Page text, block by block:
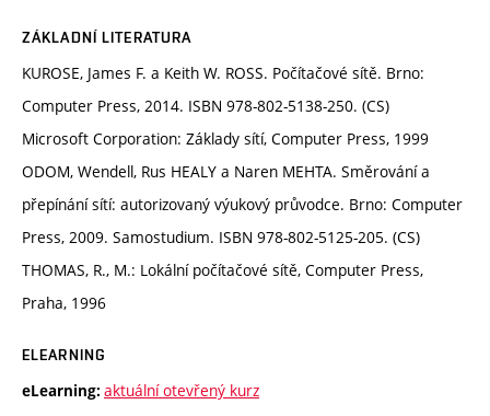
ZÁKLADNÍ LITERATURA
KUROSE, James F. a Keith W. ROSS. Počítačové sítě. Brno:
Computer Press, 2014. ISBN 978-802-5138-250. (CS)
Microsoft Corporation: Základy sítí, Computer Press, 1999
ODOM, Wendell, Rus HEALY a Naren MEHTA. Směrování a
přepínání sítí: autorizovaný výukový průvodce. Brno: Computer
Press, 2009. Samostudium. ISBN 978-802-5125-205. (CS)
THOMAS, R., M.: Lokální počítačové sítě, Computer Press,
Praha, 1996
ELEARNING
eLearning: aktuální otevřený kurz